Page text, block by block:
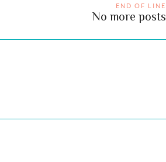
END OF LINE
No more posts